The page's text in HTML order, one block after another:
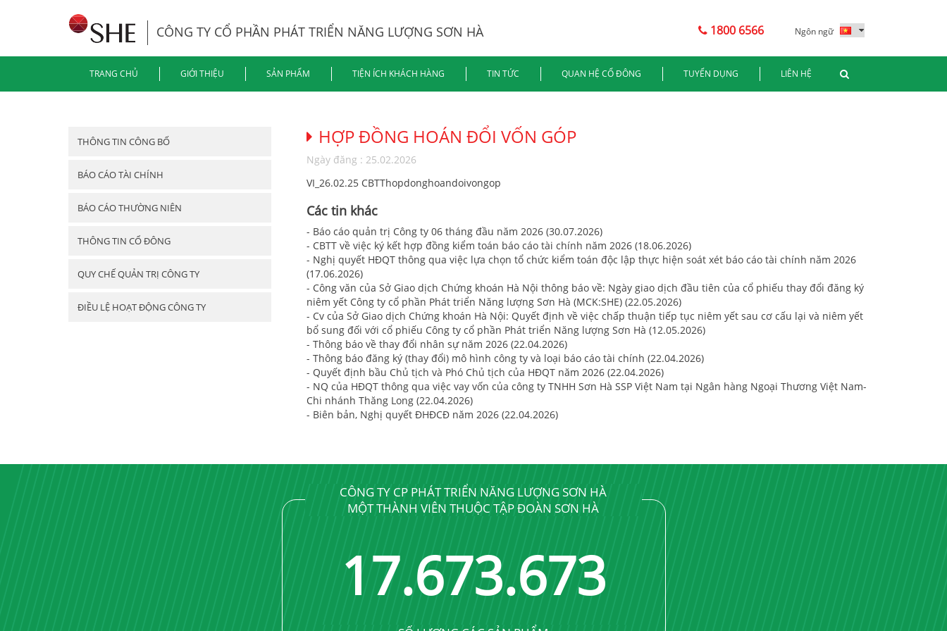
CÔNG TY CỔ PHẦN PHÁT TRIỂN NĂNG LƯỢNG SƠN HÀ 1800 6566 Ngôn ngữ
TRANG CHỦ GIỚI THIỆU SẢN PHẨM TIỆN ÍCH KHÁCH HÀNG TIN TỨC QUAN HỆ CỔ ĐÔNG TUYỂN DỤNG LIÊN HỆ
THÔNG TIN CÔNG BỐ
BÁO CÁO TÀI CHÍNH
BÁO CÁO THƯỜNG NIÊN
THÔNG TIN CỔ ĐÔNG
QUY CHẾ QUẢN TRỊ CÔNG TY
ĐIỀU LỆ HOẠT ĐỘNG CÔNG TY
HỢP ĐỒNG HOÁN ĐỔI VỐN GÓP
Ngày đăng : 25.02.2026
VI_26.02.25 CBTThopdonghoandoivongop
Các tin khác
- Báo cáo quản trị Công ty 06 tháng đầu năm 2026 (30.07.2026)
- CBTT về việc ký kết hợp đồng kiểm toán báo cáo tài chính năm 2026 (18.06.2026)
- Nghị quyết HĐQT thông qua việc lựa chọn tổ chức kiểm toán độc lập thực hiện soát xét báo cáo tài chính năm 2026
(17.06.2026)
- Công văn của Sở Giao dịch Chứng khoán Hà Nội thông báo về: Ngày giao dịch đầu tiên của cổ phiếu thay đổi đăng ký
niêm yết Công ty cổ phần Phát triển Năng lượng Sơn Hà (MCK:SHE) (22.05.2026)
- Cv của Sở Giao dịch Chứng khoán Hà Nội: Quyết định về việc chấp thuận tiếp tục niêm yết sau cơ cấu lại và niêm yết
bổ sung đối với cổ phiếu Công ty cổ phần Phát triển Năng lượng Sơn Hà (12.05.2026)
- Thông báo về thay đổi nhân sự năm 2026 (22.04.2026)
- Thông báo đăng ký (thay đổi) mô hình công ty và loại báo cáo tài chính (22.04.2026)
- Quyết định bầu Chủ tịch và Phó Chủ tịch của HĐQT năm 2026 (22.04.2026)
- NQ của HĐQT thông qua việc vay vốn của công ty TNHH Sơn Hà SSP Việt Nam tại Ngân hàng Ngoại Thương Việt Nam-
Chi nhánh Thăng Long (22.04.2026)
- Biên bản, Nghị quyết ĐHĐCĐ năm 2026 (22.04.2026)
CÔNG TY CP PHÁT TRIỂN NĂNG LƯỢNG SƠN HÀ
MỘT THÀNH VIÊN THUỘC TẬP ĐOÀN SƠN HÀ
17.689.689